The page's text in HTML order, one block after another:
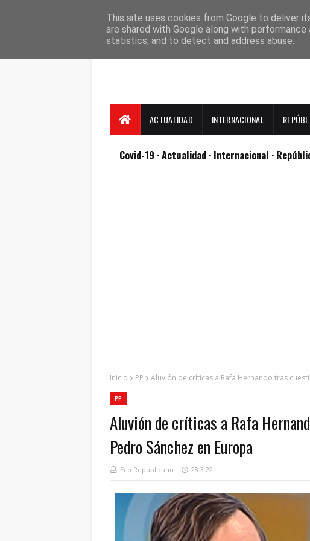
ACTUALIDAD INTERNACIONAL
Covid-19 · Actualidad · Internacional ·
Inicio PP Aluvión de críticas a Rafa Hernando tras
PP
Aluvión de críticas a Rafa
Pedro Sánchez en Europa
Eco Republicano 28.3.22
This site uses cookies from Google to deliver
are shared with Google along with
statistics, and to detect and address abuse.